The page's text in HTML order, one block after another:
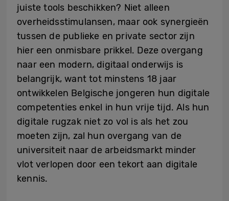
juiste tools beschikken? Niet alleen
overheidsstimulansen, maar ook synergieën
tussen de publieke en private sector zijn
hier een onmisbare prikkel. Deze overgang
naar een modern, digitaal onderwijs is
belangrijk, want tot minstens 18 jaar
ontwikkelen Belgische jongeren hun digitale
competenties enkel in hun vrije tijd. Als hun
digitale rugzak niet zo vol is als het zou
moeten zijn, zal hun overgang van de
universiteit naar de arbeidsmarkt minder
vlot verlopen door een tekort aan digitale
kennis.